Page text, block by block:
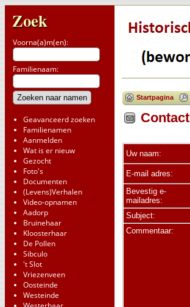
Zoek
Voorna(a)m(en):
Familienaam:
Geavanceerd zoeken
Familienamen
Aanmelden
Wat is er nieuw
Gezocht
Foto's
Documenten
(Levens)Verhalen
Video-opnamen
Aadorp
Bruinehaar
Kloosterhaar
De Pollen
Sibculo
't Slot
Vriezenveen
Oosteinde
Westeinde
Startpagina
Contact
Uw naam:
E-mail adres:
Bevestig e-
mailadres:
Subject:
Commentaar: